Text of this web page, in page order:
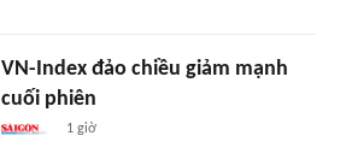
VN-Index đảo chiều giảm mạnh
cuối phiên
1 giờ